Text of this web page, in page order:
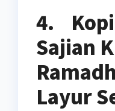
4.
Sajian
Layur